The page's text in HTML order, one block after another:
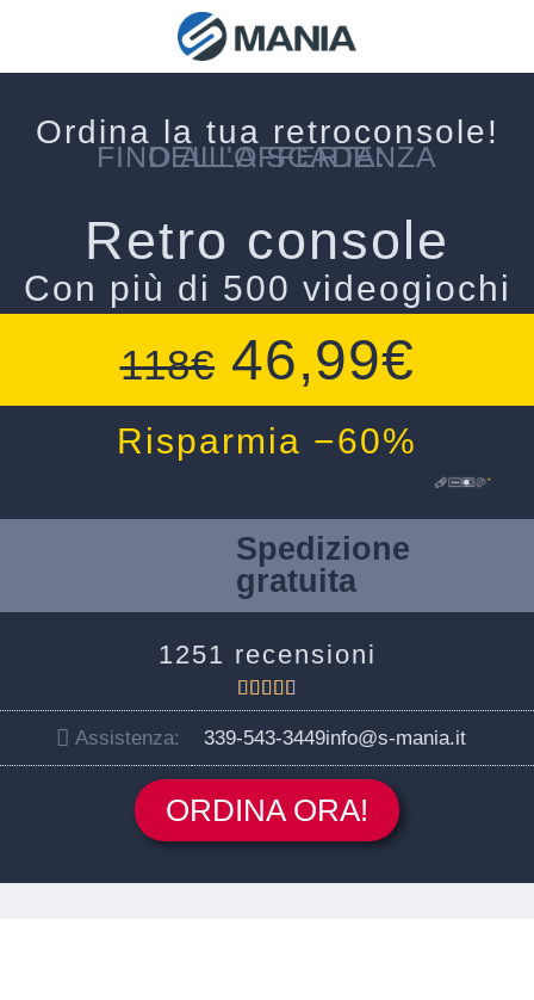
Ordina la tua retroconsole!
FINO ALLA SCADENZA DELL'OFFERTA:
Retro console
Con più di 500 videogiochi
118€46,99€
Risparmia −60%
Spedizione
gratuita
1251 recensioni
    
Assistenza: 339-543-3449info@s-mania.it
ORDINA ORA!